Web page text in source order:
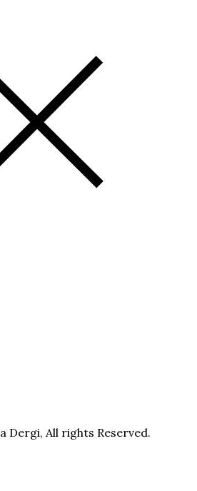
Dergi, All rights Reserved.